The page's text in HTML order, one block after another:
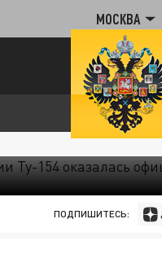
МОСКВА
ПОДПИШИТЕСЬ: